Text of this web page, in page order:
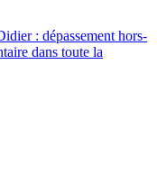
: dépassement hors-
dans toute la